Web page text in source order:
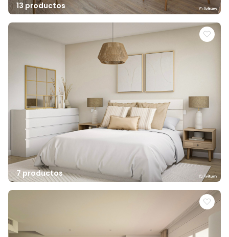
13 productos
7 productos